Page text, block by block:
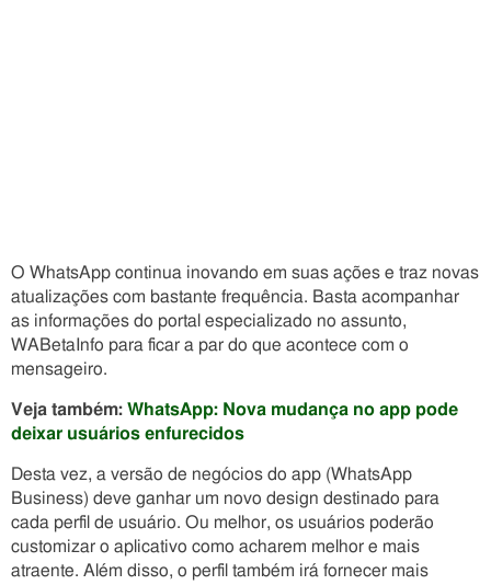
O WhatsApp continua inovando em suas ações e traz novas
atualizações com bastante frequência. Basta acompanhar
as informações do portal especializado no assunto,
WABetaInfo para ficar a par do que acontece com o
mensageiro.
Veja também: WhatsApp: Nova mudança no app pode
deixar usuários enfurecidos
Desta vez, a versão de negócios do app (WhatsApp
Business) deve ganhar um novo design destinado para
cada perfil de usuário. Ou melhor, os usuários poderão
customizar o aplicativo como acharem melhor e mais
atraente. Além disso, o perfil também irá fornecer mais